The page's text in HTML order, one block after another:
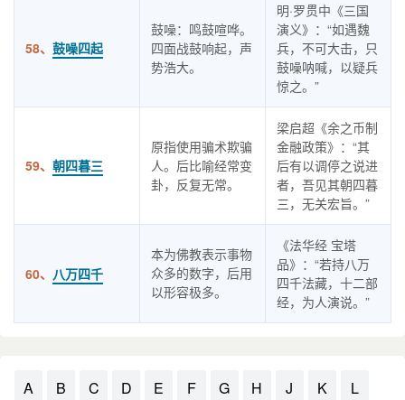
58、 鼓噪四起
鼓噪：鸣鼓喧哗。
四面战鼓响起，声
势浩大。
明·罗贯中《三国
演义》：“如遇魏
兵，不可大击，只
鼓噪呐喊，以疑兵
惊之。”
59、 朝四暮三
原指使用骗术欺骗
人。后比喻经常变
卦，反复无常。
梁启超《余之币制
金融政策》：“其
后有以调停之说进
者，吾见其朝四暮
三，无关宏旨。”
60、 八万四千
本为佛教表示事物
众多的数字，后用
以形容极多。
《法华经 宝塔
品》：“若持八万
四千法藏，十二部
经，为人演说。”
A B C D E F G H J K L